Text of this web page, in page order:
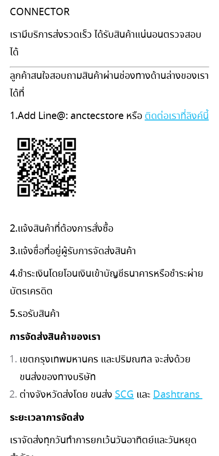
CONNECTOR
เรามีบริการส่งรวดเร็ว ได้รับสินค้าแน่นอนตรวจสอบ
ได้
ลูกค้าสนใจสอบถามสินค้าผ่านช่องทางด้านล่างของเรา
ได้ที่
1.Add Line@: anctecstore หรือติดต่อเราที่ลิงค์นี้
2.แจ้งสินค้าที่ต้องการสั่งซื้อ
3.แจ้งชื่อที่อยู่ผู้รับการจัดส่งสินค้า
4.ชำระเงินโดยโอนเงินเข้าบัญชีธนาคารหรือชำระผ่าย
บัตรเครดิต
5.รอรับสินค้า
การจัดส่งสินค้าของเรา
เขตกรุงเทพมหานคร และปริมณฑล จะส่งด้วย
ขนส่งของทางบริษัท
ต่างจังหวัดส่งโดย ขนส่ง SCG และ Dashtrans
ระยะเวลาการจัดส่ง
เราจัดส่งทุกวันทำการยกเว้นวันอาทิตย์และวันหยุด